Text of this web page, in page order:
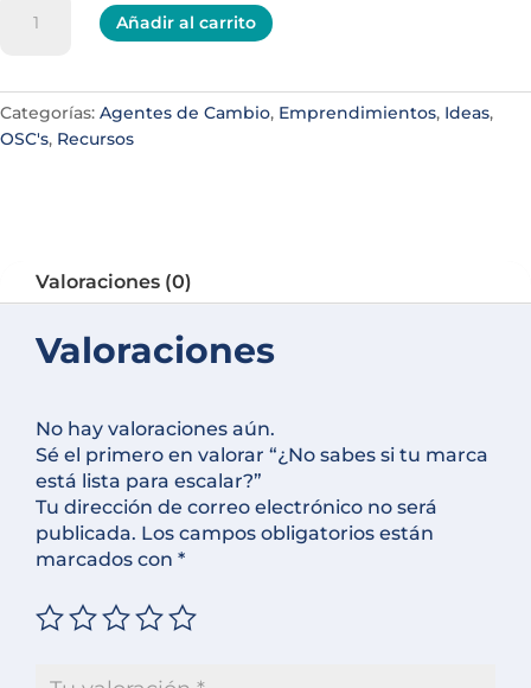
sabes
marca
está
Añadir al carrito
r
Categorías: Agentes de Cambio, Emprendimientos, Ideas,
OSC's, Recursos
Valoraciones (0)
Valoraciones
No hay valoraciones aún.
Sé el primero en valorar “¿No sabes si tu marca
está lista para escalar?”
Tu dirección de correo electrónico no será
publicada. Los campos obligatorios están
marcados con *